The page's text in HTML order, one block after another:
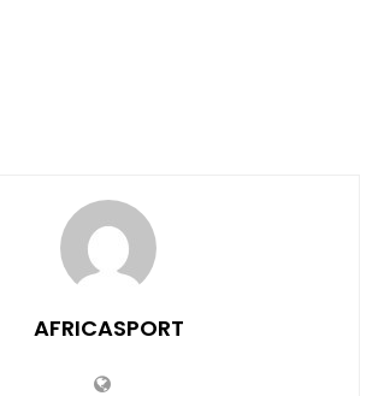
AFRICASPORT